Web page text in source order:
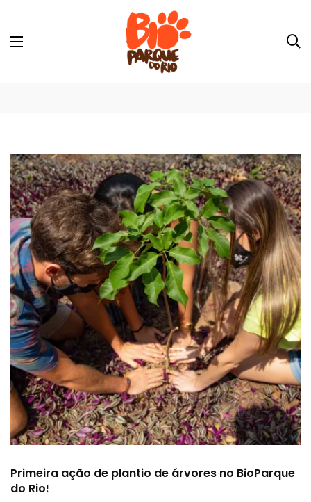
plantio de árvores
Primeira ação de plantio de árvores no BioParque
do Rio!